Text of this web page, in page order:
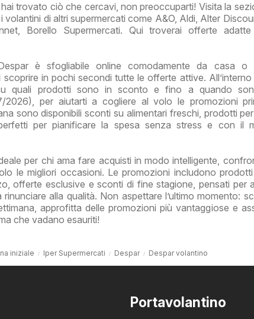
trovato ciò che cercavi, non preoccuparti! Visita la
volantini di altri supermercati come A&O, Aldi, Alter
Borello Supermercati. Qui troverai offerte
è sfogliabile online comodamente da casa o
in pochi secondi tutte le offerte attive. All’interno
quali prodotti sono in sconto e fino a quando
per aiutarti a cogliere al volo le promozioni
sono disponibili sconti su alimentari freschi, prodotti
per pianificare la spesa senza stress e con il
per chi ama fare acquisti in modo intelligente,
le migliori occasioni. Le promozioni includono
offerte esclusive e sconti di fine stagione, pensati per
alla qualità. Non aspettare l’ultimo momento:
approfitta delle promozioni più vantaggiose e
che vadano esauriti!
iniziale Iper Supermercati Despar Despar volantino
Portavolantino